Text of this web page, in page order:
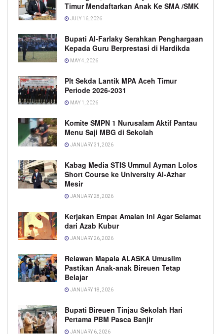
Timur Mendaftarkan Anak Ke SMA /SMK
JULY 16, 2026
Bupati Al-Farlaky Serahkan Penghargaan
Kepada Guru Berprestasi di Hardikda
MAY 4, 2026
Plt Sekda Lantik MPA Aceh Timur
Periode 2026-2031
MAY 1, 2026
Komite SMPN 1 Nurusalam Aktif Pantau
Menu Saji MBG di Sekolah
JANUARY 31, 2026
Kabag Media STIS Ummul Ayman Lolos
Short Course ke University Al-Azhar
Mesir
JANUARY 28, 2026
Kerjakan Empat Amalan Ini Agar Selamat
dari Azab Kubur
JANUARY 26, 2026
Relawan Mapala ALASKA Umuslim
Pastikan Anak-anak Bireuen Tetap
Belajar
JANUARY 18, 2026
Bupati Bireuen Tinjau Sekolah Hari
Pertama PBM Pasca Banjir
JANUARY 6, 2026